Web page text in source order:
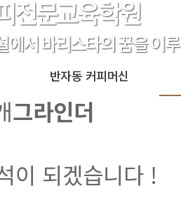
반자동 커피머신
그라인더
이 되겠습니다 !